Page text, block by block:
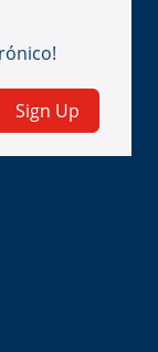
Sign Up